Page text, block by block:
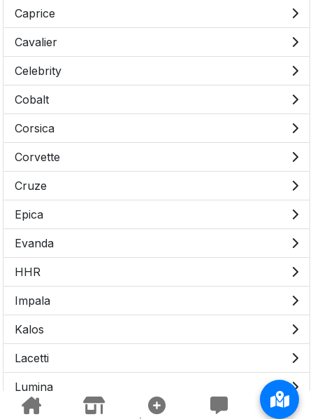
Caprice
Cavalier
Celebrity
Cobalt
Corsica
Corvette
Cruze
Epica
Evanda
HHR
Impala
Kalos
Lacetti
Lumina
Spark